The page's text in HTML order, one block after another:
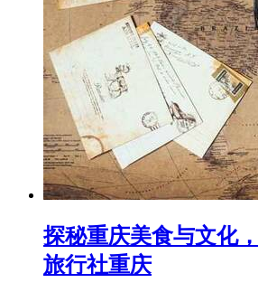
探秘重庆美食与文化
旅行社重庆